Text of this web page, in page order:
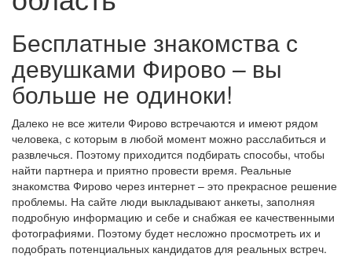
Бесплатные знакомства с
девушками Фирово – вы
больше не одиноки!
Далеко не все жители Фирово встречаются и имеют рядом
человека, с которым в любой момент можно расслабиться и
развлечься. Поэтому приходится подбирать способы, чтобы
найти партнера и приятно провести время. Реальные
знакомства Фирово через интернет – это прекрасное решение
проблемы. На сайте люди выкладывают анкеты, заполняя
подробную информацию и себе и снабжая ее качественными
фотографиями. Поэтому будет несложно просмотреть их и
подобрать потенциальных кандидатов для реальных встреч.